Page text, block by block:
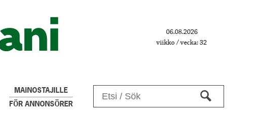
06.08.2026
viikko / vecka: 32
MAINOSTAJILLE
FÖR ANNONSÖRER